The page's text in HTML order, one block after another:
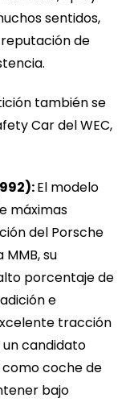
sentidos,
de
también se
Car del WEC,
El modelo
máximas
del Porsche
su
porcentaje de
e
tracción
un candidato
coche de
bajo